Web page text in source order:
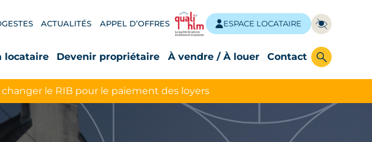
ACTUALITÉS APPEL D’OFFRES ESPACE LOCATAIRE
locataire Devenir propriétaire À vendre / À louer Contact
le RIB pour le paiement des loyers